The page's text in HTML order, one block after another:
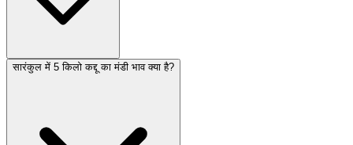
सारंकुल में 5 किलो कद्दू का मंडी भाव क्या है?